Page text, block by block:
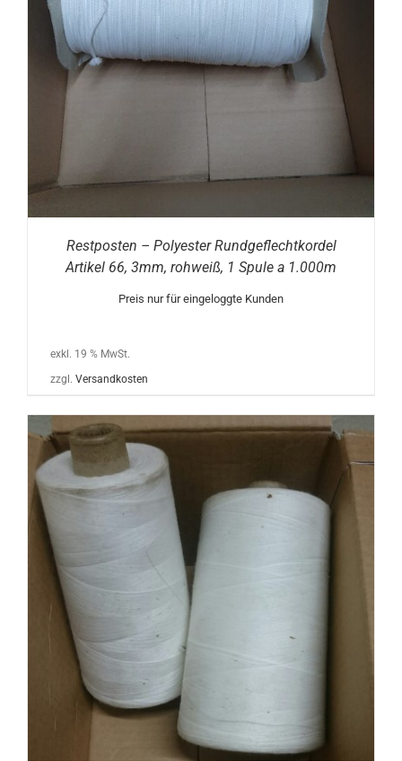
Restposten – Polyester Rundgeflechtkordel
Artikel 66, 3mm, rohweiß, 1 Spule a 1.000m
Preis nur für eingeloggte Kunden
exkl. 19 % MwSt.
zzgl. Versandkosten